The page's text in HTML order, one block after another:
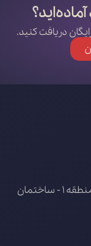
دریافت کنید.
گیلان - رشت - معلم - بعد از شهرداری منطقه 1 - ساختمان